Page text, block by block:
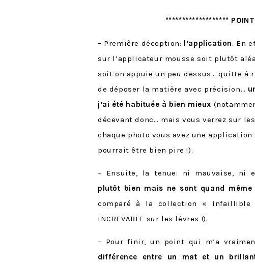
*******************
– Première déception: l’application. En
sur l’applicateur mousse soit plutôt
soit on appuie un peu dessus… quitte à
de déposer la matière avec précision…
j’ai été habituée à bien mieux
décevant donc… mais vous verrez sur
chaque photo vous avez une
pourrait être bien pire !).
– Ensuite, la tenue: ni mauvaise, ni
plutôt bien mais ne sont quand
comparé à la collection «
INCREVABLE sur les lèvres !).
– Pour finir, un point qui m’a
différence entre un mat et un